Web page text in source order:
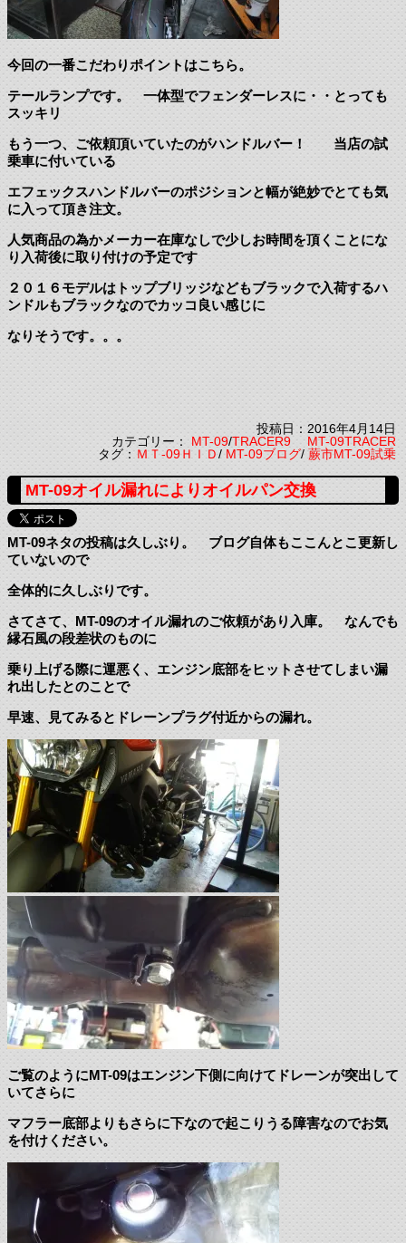
今回の一番こだわりポイントはこちら。
テールランプです。 一体型でフェンダーレスに・・とっても
スッキリ
もう一つ、ご依頼頂いていたのがハンドルバー！ 当店の試
乗車に付いている
エフェックスハンドルバーのポジションと幅が絶妙でとても気
に入って頂き注文。
人気商品の為かメーカー在庫なしで少しお時間を頂くことにな
り入荷後に取り付けの予定です
２０１６モデルはトップブリッジなどもブラックで入荷するハ
ンドルもブラックなのでカッコ良い感じに
なりそうです。。。
投稿日：2016年4月14日
カテゴリー：MT-09/TRACER9 MT-09TRACER
タグ：ＭＴ-09ＨＩＤ/MT-09ブログ/蕨市MT-09試乗
MT-09オイル漏れによりオイルパン交換
MT-09ネタの投稿は久しぶり。 ブログ自体もここんとこ更新し
ていないので
全体的に久しぶりです。
さてさて、MT-09のオイル漏れのご依頼があり入庫。 なんでも
縁石風の段差状のものに
乗り上げる際に運悪く、エンジン底部をヒットさせてしまい漏
れ出したとのことで
早速、見てみるとドレーンプラグ付近からの漏れ。
ご覧のようにMT-09はエンジン下側に向けてドレーンが突出して
いてさらに
マフラー底部よりもさらに下なので起こりうる障害なのでお気
を付けください。